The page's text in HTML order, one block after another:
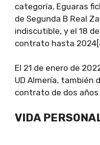
categoría, Eguaras
de Segunda B Real
indiscutible, y el 18
contrato hasta
El 21 de enero de
UD Almería, también
contrato de dos años
VIDA